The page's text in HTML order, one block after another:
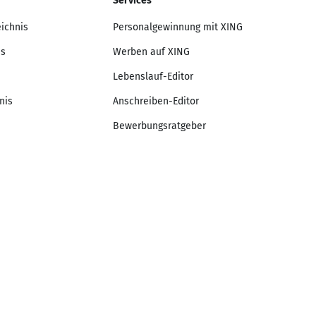
Personalgewinnung mit XING
Werben auf XING
Lebenslauf-Editor
Anschreiben-Editor
Bewerbungsratgeber